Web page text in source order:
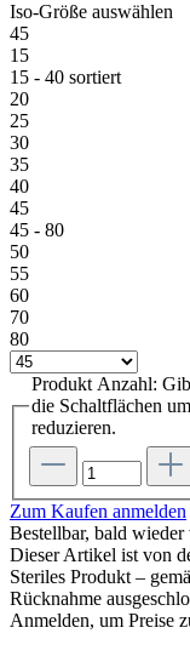
Iso-Größe auswählen
45
15
15 - 40 sortiert
20
25
30
35
40
45
45 - 80
50
55
60
70
80
Produkt Anzahl:
die Schaltflächen
reduzieren.
Zum Kaufen anmelden
Bestellbar, bald wieder
Dieser Artikel ist von
Steriles Produkt –
Rücknahme
Anmelden, um Preise